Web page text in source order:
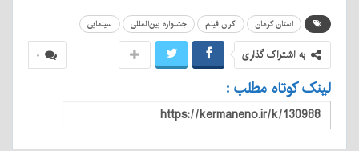
استان کرمان اکران فیلم جشنواره بین‌المللی سینمایی
۰ به اشتراک گذاری
لینک کوتاه مطلب :